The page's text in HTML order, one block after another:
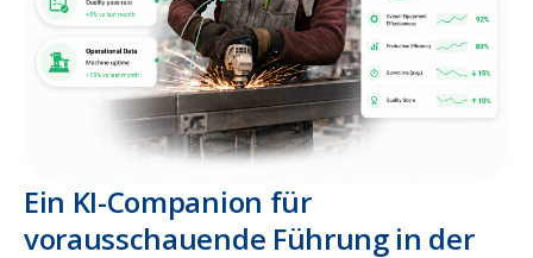
Ein KI-Companion für
vorausschauende Führung in der